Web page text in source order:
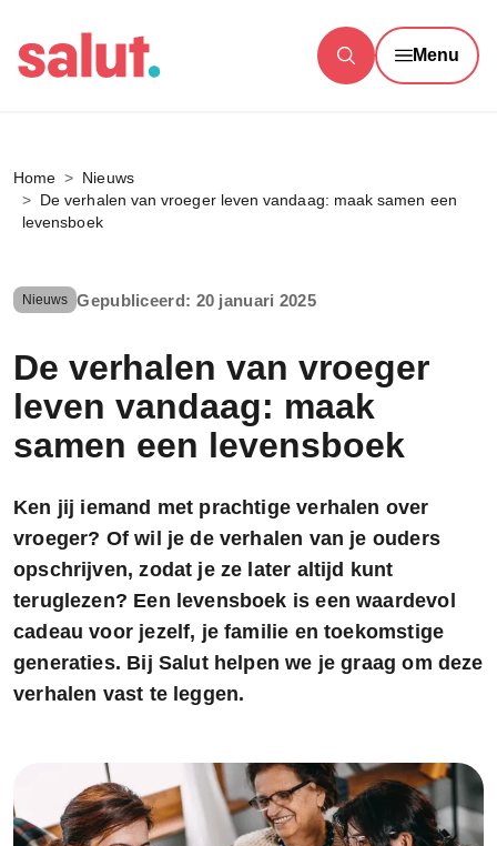
Menu
Home
Nieuws
De verhalen van vroeger leven vandaag: maak samen een
levensboek
Nieuws Gepubliceerd: 20 januari 2025
De verhalen van vroeger
leven vandaag: maak
samen een levensboek
Ken jij iemand met prachtige verhalen over
vroeger? Of wil je de verhalen van je ouders
opschrijven, zodat je ze later altijd kunt
teruglezen? Een levensboek is een waardevol
cadeau voor jezelf, je familie en toekomstige
generaties. Bij Salut helpen we je graag om deze
verhalen vast te leggen.